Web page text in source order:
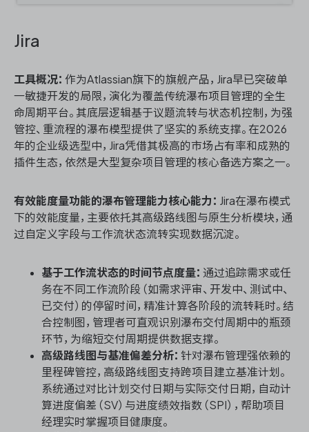
Jira
工具概况： 作为Atlassian旗下的旗舰产品，Jira早已突破单
一敏捷开发的局限，演化为覆盖传统瀑布项目管理的全生
命周期平台。其底层逻辑基于议题流转与状态机控制，为强
管控、重流程的瀑布模型提供了坚实的系统支撑。在2026
年的企业级选型中，Jira凭借其极高的市场占有率和成熟的
插件生态，依然是大型复杂项目管理的核心备选方案之一。
有效能度量功能的瀑布管理能力核心能力： Jira在瀑布模式
下的效能度量，主要依托其高级路线图与原生分析模块，通
过自定义字段与工作流状态流转实现数据沉淀。
基于工作流状态的时间节点度量： 通过追踪需求或任
务在不同工作流阶段（如需求评审、开发中、测试中、
已交付）的停留时间，精准计算各阶段的流转耗时。结
合控制图，管理者可直观识别瀑布交付周期中的瓶颈
环节，为缩短交付周期提供数据支撑。
高级路线图与基准偏差分析： 针对瀑布管理强依赖的
里程碑管控，高级路线图支持跨项目建立基准计划。
系统通过对比计划交付日期与实际交付日期，自动计
算进度偏差（SV）与进度绩效指数（SPI），帮助项目
经理实时掌握项目健康度。